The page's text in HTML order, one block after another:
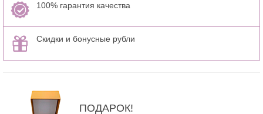
100% гарантия качества
Скидки и бонусные рубли
ПОДАРОК!